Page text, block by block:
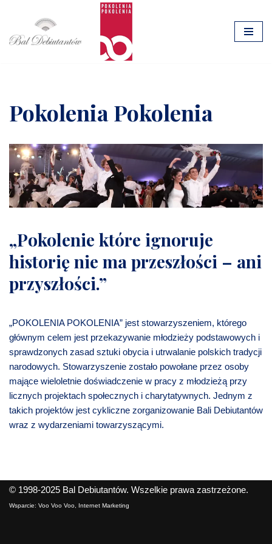
Przejdź
do
Pokolenia Pokolenia
„Pokolenie które ignoruje
historię nie ma przeszłości – ani
przyszłości.”
„POKOLENIA POKOLENIA” jest stowarzyszeniem, którego
głównym celem jest przekazywanie młodzieży podstawowych i
sprawdzonych zasad sztuki obycia i utrwalanie polskich tradycji
narodowych. Stowarzyszenie zostało powołane przez osoby
mające wieloletnie doświadczenie w pracy z młodzieżą przy
licznych projektach społecznych i charytatywnych. Jednym z
takich projektów jest cykliczne zorganizowanie Bali Debiutantów
wraz z wydarzeniami towarzyszącymi.
© 1998-2025 Bal Debiutantów. Wszelkie prawa zastrzeżone.
Wsparcie: Voo Voo Voo, Internet Marketing